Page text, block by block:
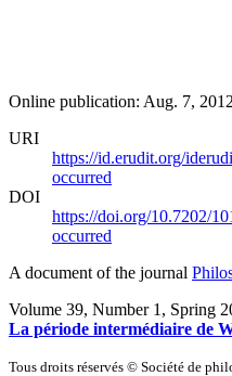
Online publication: Aug. 7, 2012
URI
https://id.erudit.org/
occurred
DOI
https://doi.org/10.7202/
occurred
A document of the journal
Volume 39, Number 1, Spring
La période intermédiaire de
Tous droits réservés © Société de